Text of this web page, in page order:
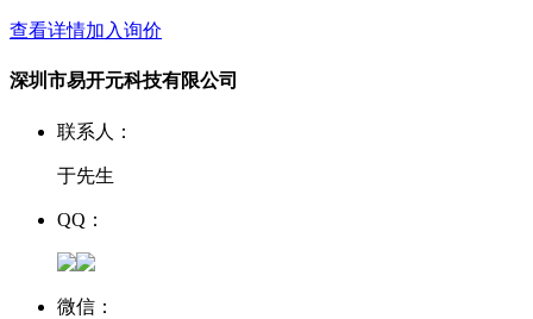
查看详情加入询价
深圳市易开元科技有限公司
联系人：
于先生
QQ：
微信：